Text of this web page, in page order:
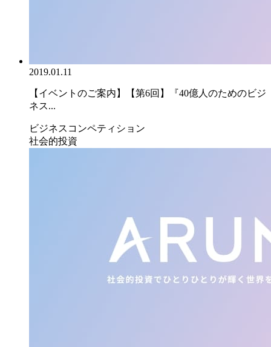
2019.01.11
【イベントのご案内】【第6回】『40億人のためのビジ
ネス...
ビジネスコンペティション
社会的投資